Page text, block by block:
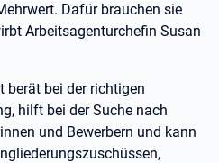
Dafür brauchen sie
Arbeitsagenturchefin Susan
berät bei der richtigen
hilft bei der Suche nach
und Bewerbern und kann